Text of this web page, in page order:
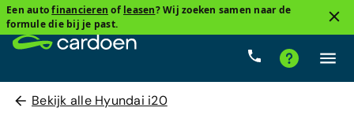
Een autofinancieren of leasen? Wij zoeken samen naar de
formule die bij je past.
Bekijk alle Hyundai i20